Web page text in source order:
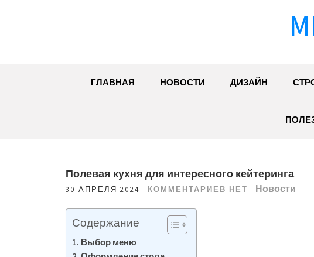
ГЛАВНАЯ НОВОСТИ ДИЗАЙН
Полевая кухня для интересного кейтеринга
30 АПРЕЛЯ 2024 КОММЕНТАРИЕВ НЕТ Новости
Содержание
Выбор меню